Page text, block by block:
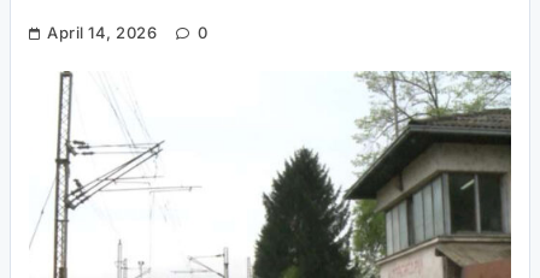
April 14, 2026 0